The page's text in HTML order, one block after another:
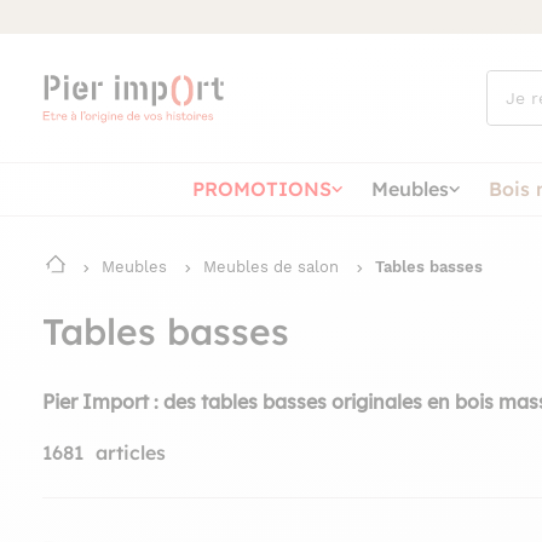
vous ?
PROMOTIONS Meubles Bois
Meubles Meubles de salon Tables basses
Tables basses
Pier Import : des tables basses originales en bois
1681 articles